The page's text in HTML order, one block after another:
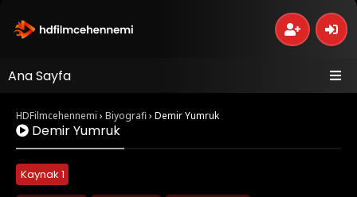
Ana Sayfa
HDFilmcehennemi › Biyografi› Demir Yumruk
Demir Yumruk
Kaynak 1